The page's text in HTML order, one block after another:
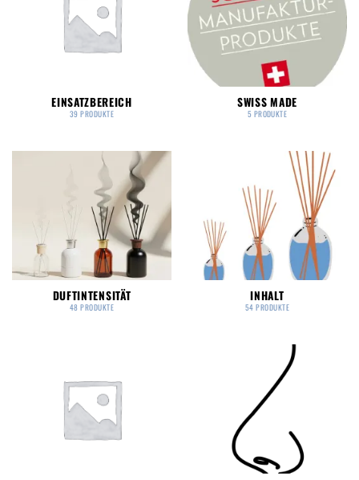
EINSATZBEREICH
39 PRODUKTE
SWISS MADE
5 PRODUKTE
DUFTINTENSITÄT
48 PRODUKTE
INHALT
54 PRODUKTE